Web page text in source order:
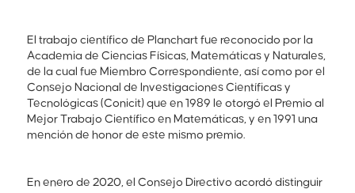
El trabajo científico de Planchart fue reconocido por la
Academia de Ciencias Físicas, Matemáticas y Naturales,
de la cual fue Miembro Correspondiente, así como por el
Consejo Nacional de Investigaciones Científicas y
Tecnológicas (Conicit) que en 1989 le otorgó el Premio al
Mejor Trabajo Científico en Matemáticas, y en 1991 una
mención de honor de este mismo premio.
En enero de 2020, el Consejo Directivo acordó distinguir